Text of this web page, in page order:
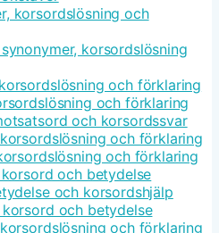
korsordslösning och
korsordslösning
och förklaring
och förklaring
och korsordssvar
och förklaring
och förklaring
och betydelse
och korsordshjälp
korsord och betydelse
och förklaring